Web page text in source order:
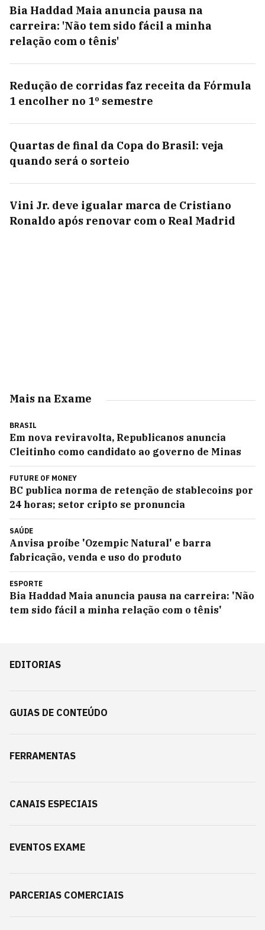
Bia Haddad Maia anuncia pausa na
carreira: 'Não tem sido fácil a minha
relação com o tênis'
Redução de corridas faz receita da Fórmula
1 encolher no 1º semestre
Quartas de final da Copa do Brasil: veja
quando será o sorteio
Vini Jr. deve igualar marca de Cristiano
Ronaldo após renovar com o Real Madrid
Mais na Exame
BRASIL
Em nova reviravolta, Republicanos anuncia
Cleitinho como candidato ao governo de Minas
FUTURE OF MONEY
BC publica norma de retenção de stablecoins por
24 horas; setor cripto se pronuncia
SAÚDE
Anvisa proíbe 'Ozempic Natural' e barra
fabricação, venda e uso do produto
ESPORTE
Bia Haddad Maia anuncia pausa na carreira: 'Não
tem sido fácil a minha relação com o tênis'
EDITORIAS
GUIAS DE CONTEÚDO
FERRAMENTAS
CANAIS ESPECIAIS
EVENTOS EXAME
PARCERIAS COMERCIAIS